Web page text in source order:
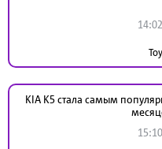
KIA K5 стала самым